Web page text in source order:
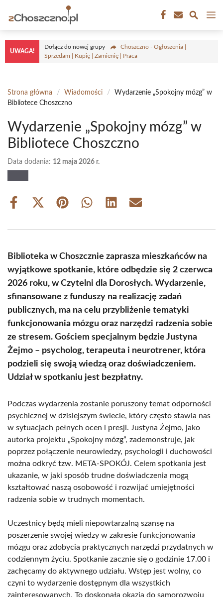
treści
UWAGA!
Dołącz do nowej grupy
Choszczno - Ogłoszenia |
Sprzedam | Kupię | Zamienię | Praca
Strona główna / Wiadomości /
Wydarzenie „Spokojny mózg” w
Bibliotece Choszczno
Wydarzenie „Spokojny mózg” w
Bibliotece Choszczno
Data dodania: 12 maja 2026 r.
Share
Share
(Twitter)
Share Share Share Share
Biblioteka w Choszcznie zaprasza mieszkańców na
wyjątkowe spotkanie, które odbędzie się 2 czerwca
2026 roku, w Czytelni dla Dorosłych. Wydarzenie,
sfinansowane z funduszy na realizację zadań
publicznych, ma na celu przybliżenie tematyki
funkcjonowania mózgu oraz narzędzi radzenia sobie
ze stresem. Gościem specjalnym będzie Justyna
Żejmo – psycholog, terapeuta i neurotrener, która
podzieli się swoją wiedzą oraz doświadczeniem.
Udział w spotkaniu jest bezpłatny.
Podczas wydarzenia zostanie poruszony temat odporności
psychicznej w dzisiejszym świecie, który często stawia nas
w sytuacjach pełnych ocen i presji. Justyna Żejmo, jako
autorka projektu „Spokojny mózg”, zademonstruje, jak
poprzez połączenie neurowiedzy, psychologii i duchowości
można odkryć tzw. META-SPOKÓJ. Celem spotkania jest
ukazanie, w jaki sposób trudne doświadczenia mogą
kształtować naszą osobowość i rozwijać umiejętności
radzenia sobie w trudnych momentach.
Uczestnicy będą mieli niepowtarzalną szansę na
poszerzenie swojej wiedzy w zakresie funkcjonowania
mózgu oraz zdobycia praktycznych narzędzi przydatnych w
codziennym życiu. Spotkanie zacznie się o godzinie 17.00 i
zachęcamy do aktywnego udziału. Wstęp jest wolny, co
czyni to wydarzenie dostępnym dla wszystkich
zainteresowanych. To doskonała okazja do samorozwoju